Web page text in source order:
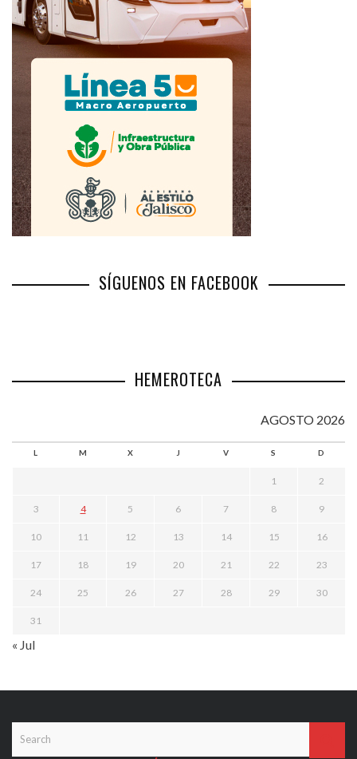
SÍGUENOS EN FACEBOOK
HEMEROTECA
AGOSTO 2026
L M X J V S D
1 2
3 4 5 6 7 8 9
10 11 12 13 14 15 16
17 18 19 20 21 22 23
24 25 26 27 28 29 30
31
« Jul